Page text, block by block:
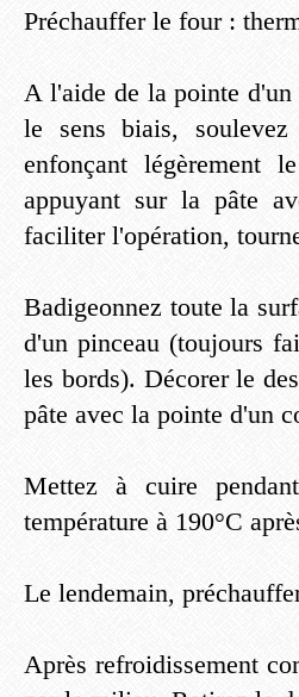
Préchauffer le four :
A l'aide de la pointe
le sens biais,
enfonçant légèrement
appuyant sur la pâte
faciliter l'opération,
Badigeonnez toute la
d'un pinceau (toujours
les bords). Décorer le
pâte avec la pointe d'un
Mettez à cuire
température à 190°C
Le lendemain,
Après refroidissement